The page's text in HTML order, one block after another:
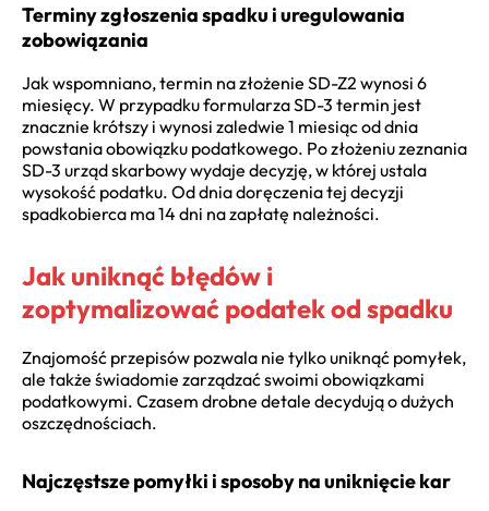
Terminy zgłoszenia spadku i uregulowania
zobowiązania
Jak wspomniano, termin na złożenie SD-Z2 wynosi 6
miesięcy. W przypadku formularza SD-3 termin jest
znacznie krótszy i wynosi zaledwie 1 miesiąc od dnia
powstania obowiązku podatkowego. Po złożeniu zeznania
SD-3 urząd skarbowy wydaje decyzję, w której ustala
wysokość podatku. Od dnia doręczenia tej decyzji
spadkobierca ma 14 dni na zapłatę należności.
Jak uniknąć błędów i
zoptymalizować podatek od spadku
Znajomość przepisów pozwala nie tylko uniknąć pomyłek,
ale także świadomie zarządzać swoimi obowiązkami
podatkowymi. Czasem drobne detale decydują o dużych
oszczędnościach.
Najczęstsze pomyłki i sposoby na uniknięcie kar